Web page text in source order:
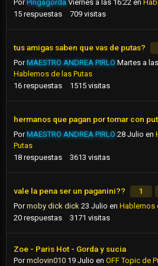
PorPingagorda Viernes a las 16:22 en
15 respuestas 709 visitas
tus amigas saben que vas de putas?
PorMAESTRO ANDREA PIRLO Martes a
Hablemos de las Putas
16 respuestas 1515 visitas
hermanos que pagan por tomar con
PorMAESTRO ANDREA PIRLO 28 Julio en
Putas
18 respuestas 3613 visitas
vale la pena ser un paganini?? 1
Pormoby dick dick 23 Julio en Hablemos
20 respuestas 3171 visitas
Zoe - Paris Hot - Gorda y sucia
Pormclovin010 19 Julio en OFF Topic de